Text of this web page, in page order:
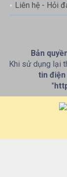
Liên hệ - Hỏi
Bản
Khi sử dụng lại
tin điện
"